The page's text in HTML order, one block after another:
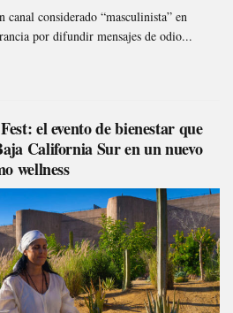
considerado “masculinista” en
por difundir mensajes de odio...
el evento de bienestar que
California Sur en un nuevo
wellness